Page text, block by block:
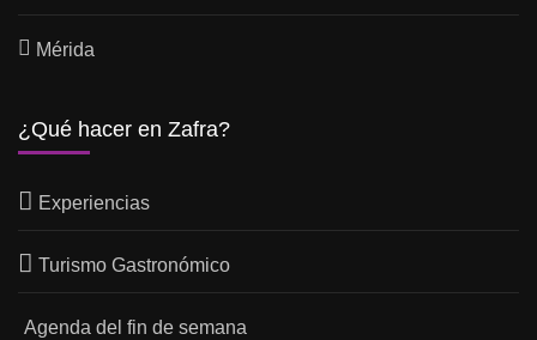
Mérida
¿Qué hacer en Zafra?
Experiencias
Turismo Gastronómico
Agenda del fin de semana